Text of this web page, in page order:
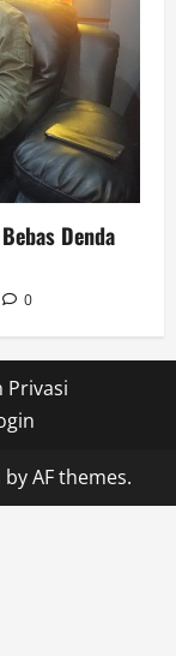
Denda
0
Privasi
by AF themes.